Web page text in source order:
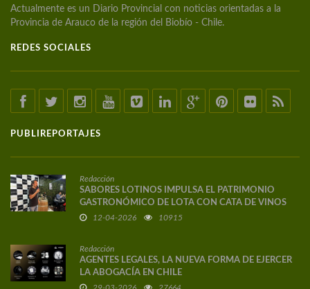
Actualmente es un Diario Provincial con noticias orientadas a la
Provincia de Arauco de la región del Biobío - Chile.
REDES SOCIALES
PUBLIREPORTAJES
Redacción
SABORES LOTINOS IMPULSA EL PATRIMONIO
GASTRONÓMICO DE LOTA CON CATA DE VINOS
DE AUTOR
12-04-2026 10915
Redacción
AGENTES LEGALES, LA NUEVA FORMA DE EJERCER
LA ABOGACÍA EN CHILE